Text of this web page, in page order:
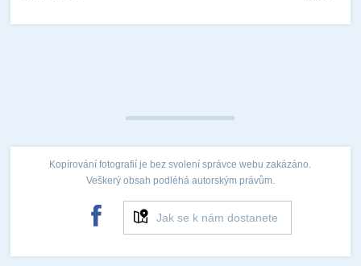
Kopírování fotografií je bez svolení správce webu zakázáno.
Veškerý obsah podléhá autorským právům.
Jak se k nám dostanete